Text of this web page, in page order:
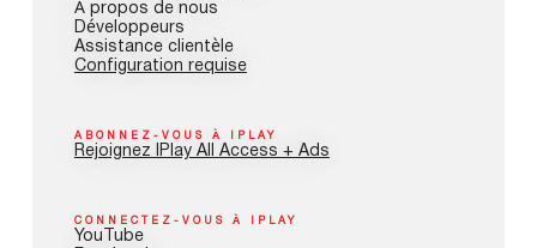
À propos de nous
Développeurs
Assistance clientèle
Configuration requise
ABONNEZ-VOUS À IPLAY
Rejoignez IPlay All Access + Ads
CONNECTEZ-VOUS À IPLAY
YouTube